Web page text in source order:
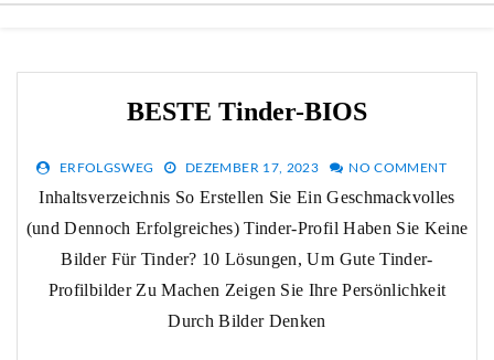
BESTE Tinder-BIOS
ERFOLGSWEG DEZEMBER 17, 2023 NO COMMENT
Inhaltsverzeichnis So Erstellen Sie Ein Geschmackvolles
(und Dennoch Erfolgreiches) Tinder-Profil Haben Sie Keine
Bilder Für Tinder? 10 Lösungen, Um Gute Tinder-
Profilbilder Zu Machen Zeigen Sie Ihre Persönlichkeit
Durch Bilder Denken